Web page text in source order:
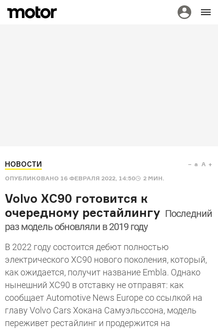
НОВОСТИ
ОПУБЛИКОВАНО 16 ФЕВРАЛЯ 2022, 14:50 2 МИН.
a A
Volvo XC90 готовится к
очередному рестайлингу Последний
раз модель обновляли в 2019 году
В 2022 году состоится дебют полностью
электрического XC90 нового поколения, который,
как ожидается, получит название Embla. Однако
нынешний XC90 в отставку не отправят: как
сообщает Automotive News Europe со ссылкой на
главу Volvo Cars Хокана Самуэльссона, модель
переживет рестайлинг и продержится на